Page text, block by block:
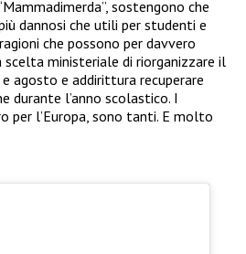
sostengono che
dannosi che utili per studenti e
che possono per davvero
scelta ministeriale di riorganizzare il
agosto e addirittura recuperare
durante l’anno scolastico. I
per l’Europa, sono tanti. E molto